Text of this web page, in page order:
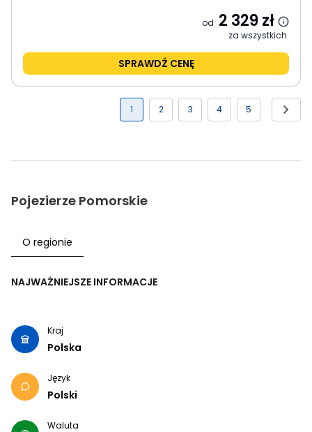
od 2 329zł
za wszystkich
SPRAWDŹ CENĘ
1 2 3 4 5
Pojezierze Pomorskie
O regionie
NAJWAŻNIEJSZE INFORMACJE
Kraj
Polska
Język
Polski
Waluta